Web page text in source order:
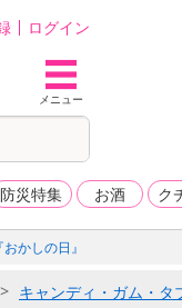
ログイン
メニュー
防災特集 お酒 ク
かしの日』
キャンディ・ガム・タ